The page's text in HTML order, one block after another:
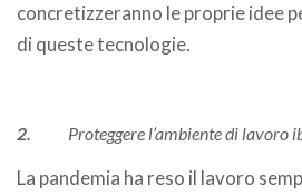
concretizzeranno le proprie idee
di queste tecnologie.
2. Proteggere l’ambiente di lavoro
La pandemia ha reso il lavoro